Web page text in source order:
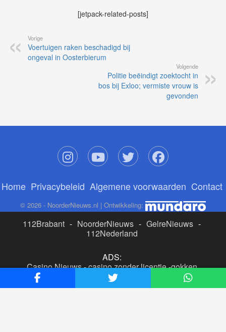
[jetpack-related-posts]
Vorige
Voertuigen raken beschadigd bij
ongeval in Oosterbierum
Volgende
Politie beëindigt zoektocht in
bos bij Exloo; vermiste vrouw is
gevonden
Home Privacybeleid Algemene voorwaarden Contact
© 2026 - NoorderNieuws.nl | Ontwikkeling:
112Brabant - NoorderNieuws - GelreNieuws -
112Nederland
ADS:
Casino Nieuws-casino zonder licentie-gokken
buitenlandse site
beste online casino nederland